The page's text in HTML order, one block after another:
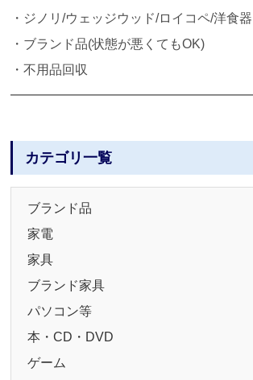
・ジノリ/ウェッジウッド/ロイコペ/洋食器
・ブランド品(状態が悪くてもOK)
・不用品回収
カテゴリ一覧
ブランド品
家電
家具
ブランド家具
パソコン等
本・CD・DVD
ゲーム